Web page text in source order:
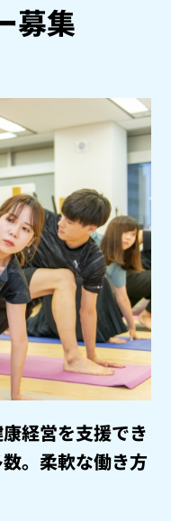
募集
経営を支援でき
。柔軟な働き方